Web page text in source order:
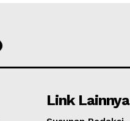
Link Lainnya